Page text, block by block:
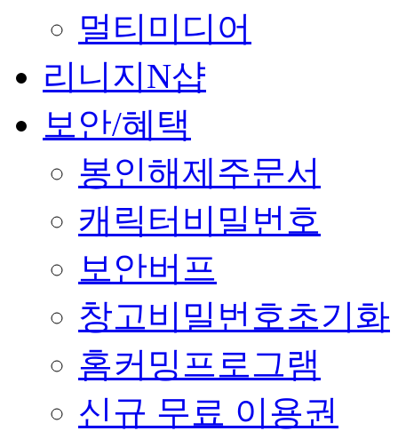
멀티미디어
리니지N샵
보안/혜택
봉인해제주문서
캐릭터비밀번호
보안버프
창고비밀번호초기화
홈커밍프로그램
신규 무료 이용권